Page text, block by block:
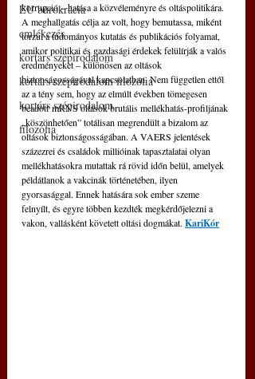
EU bürokrácia
emlékezés
kortárs szépirodalom
kortárs szépirodalom filozófia
kortárs szépirodalom
filozófia
korrupció – hatása a közvéleményre és oltáspolitikára.
A meghallgatás célja az volt, hogy bemutassa, miként
torzul a tudományos kutatás és publikációs folyamat,
amikor politikai és gazdasági érdekek felülírják a valós
eredményeket – különösen az oltások
biztonságosságával kapcsolatban. Nem független ettől
az a tény sem, hogy az elmúlt években tömegesen
beadott mRNS oltások brutális mellékhatás-profiljának
„köszönhetően” totálisan megrendült a bizalom az
oltások biztonságosságában. A VAERS jelentések
százezrei és családok millióinak tapasztalatai olyan
mellékhatásokra mutattak rá rövid időn belül, amelyek
példátlanok a vakcinák történetében, ilyen
gyorsasággal. Ennek hatására sok ember szeme
felnyílt, és egyre többen kezdték megkérdőjelezni a
vakon, vallásként követett oltási dogmákat. KariKór